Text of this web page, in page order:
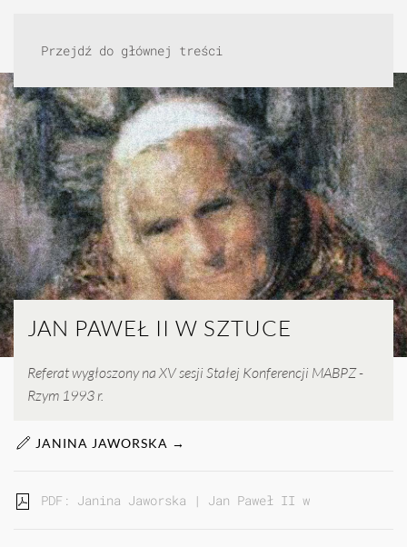
Przejdź do głównej treści
JAN PAWEŁ II W SZTUCE
Referat wygłoszony na XV sesji Stałej Konferencji MABPZ -
Rzym 1993 r.
JANINA JAWORSKA →
PDF: Janina Jaworska | Jan Paweł II w Sztuce...